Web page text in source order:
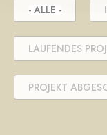
- ALLE -
LAUFENDES
PROJEKT